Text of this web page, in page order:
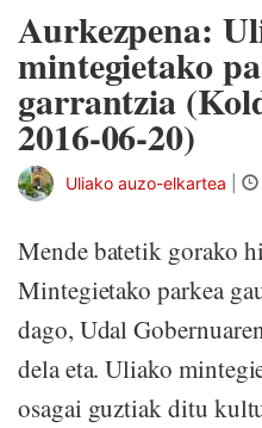
Aurkezpena:
mintegietako
garrantzia
2016-06-20)
Uliako auzo-elkartea
Mende batetik gorako
Mintegietako parkea
dago, Udal
dela eta. Uliako
osagai guztiak ditu